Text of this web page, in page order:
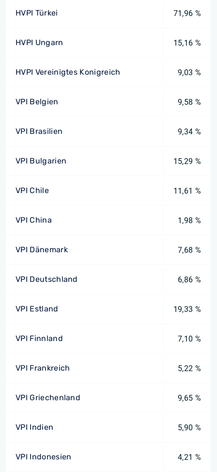
HVPI Türkei 71,96 %
HVPI Ungarn 15,16 %
HVPI Vereinigtes Konigreich 9,03 %
VPI Belgien 9,58 %
VPI Brasilien 9,34 %
VPI Bulgarien 15,29 %
VPI Chile 11,61 %
VPI China 1,98 %
VPI Dänemark 7,68 %
VPI Deutschland 6,86 %
VPI Estland 19,33 %
VPI Finnland 7,10 %
VPI Frankreich 5,22 %
VPI Griechenland 9,65 %
VPI Indien 5,90 %
VPI Indonesien 4,21 %